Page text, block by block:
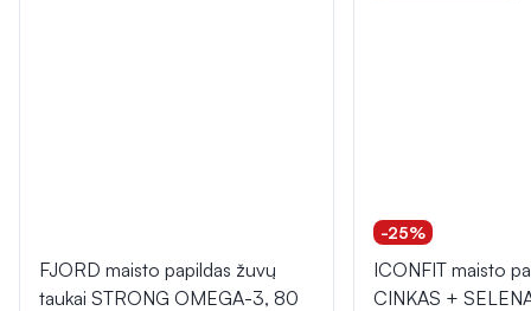
FJORD maisto papildas žuvų
taukai STRONG OMEGA-3, 80
-25%
ICONFIT maisto
CINKAS +